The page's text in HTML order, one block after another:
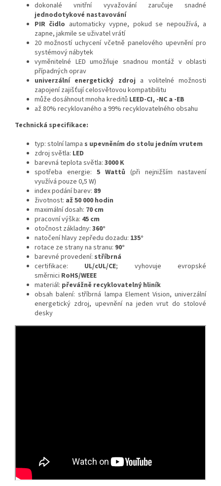
dokonalé vnitřní vyvažování zaručuje snadné
jednodotykové nastavování
PIR čidlo automaticky vypne, pokud se nepoužívá, a
zapne, jakmile se uživatel vrátí
20 možností uchycení včetně panelového upevnění pro
systémový nábytek
vyměnitelné LED umožňuje snadnou montáž v oblasti
případných oprav
univerzální energetický zdroj a volitelné možnosti
zapojení zajišťují celosvětovou kompatibilitu
může dosáhnout mnoha kreditů LEED-CI, -NC a -EB
až 80% recyklovaného a 99% recyklovatelného obsahu
Technická specifikace:
typ: stolní lampa s upevněním do stolu jedním vrutem
zdroj světla: LED
barevná teplota světla: 3000 K
spotřeba energie: 5 Wattů (při nejnižším nastavení
využívá pouze 0,5 W)
index podání barev: 89
životnost: až 50 000 hodin
maximální dosah: 70 cm
pracovní výška: 45 cm
otočnost základny: 360°
natočení hlavy zepředu dozadu: 135°
rotace ze strany na stranu: 90°
barevné provedení: stříbrná
certifikace: UL/cUL/CE; vyhovuje evropské
směrnici RoHS/WEEE
materiál: převážně recyklovatelný hliník
obsah balení: stříbrná lampa Element Vision, univerzální
energetický zdroj, upevnění na jeden vrut do stolové
desky